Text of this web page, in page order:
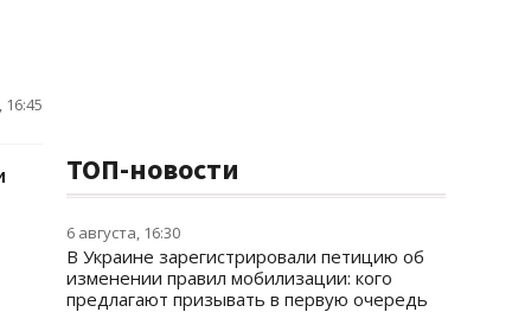
16:45
ТОП-новости
6 августа, 16:30
В Украине зарегистрировали петицию об
изменении правил мобилизации: кого
предлагают призывать в первую очередь